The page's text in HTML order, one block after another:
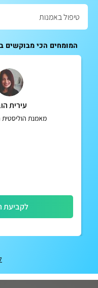
המומחים הכי מבוקשים
עירית
מאמנת הוליסטית
לקביעת